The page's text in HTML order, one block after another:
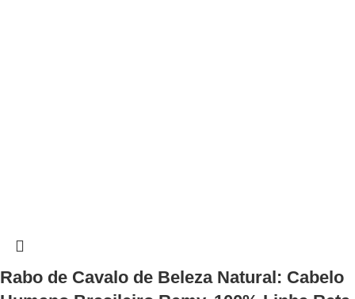
Rabo de Cavalo de Beleza Natural: Cabelo